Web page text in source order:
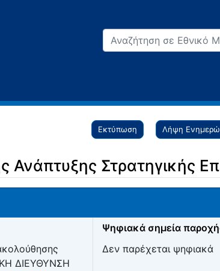
Εκτύπωση Λήψη
Ανάπτυξης Στρατηγικής
ΔΙΕΥΘΥΝΣΗ
Ψηφιακά σημεία
Δεν παρέχεται ψηφιακά